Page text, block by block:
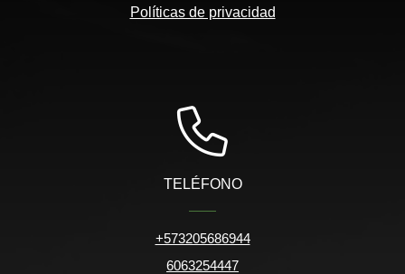
Políticas de privacidad
TELÉFONO
+573205686944
6063254447